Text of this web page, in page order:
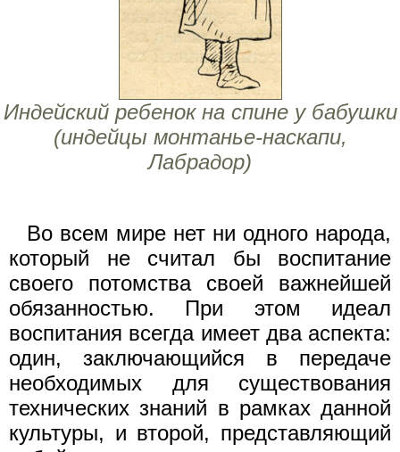
Индейский ребенок на спине у бабушки
(индейцы монтанье-наскапи,
Лабрадор)
Во всем мире нет ни одного народа,
который не считал бы воспитание
своего потомства своей важнейшей
обязанностью. При этом идеал
воспитания всегда имеет два аспекта:
один, заключающийся в передаче
необходимых для существования
технических знаний в рамках данной
культуры, и второй, представляющий